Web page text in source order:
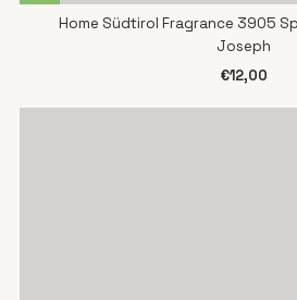
Home Südtirol Fragrance 3905
Joseph
€12,00